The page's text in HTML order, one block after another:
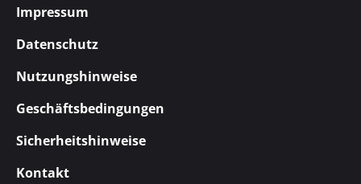
Impressum
Datenschutz
Nutzungshinweise
Geschäftsbedingungen
Sicherheitshinweise
Kontakt